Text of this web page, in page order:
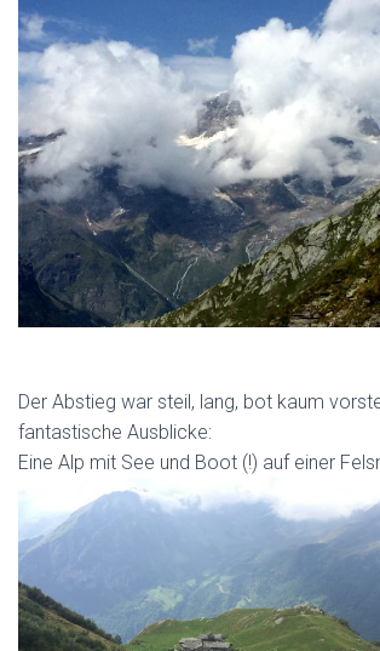
Der Abstieg war steil, lang, bot kaum
fantastische Ausblicke:
Eine Alp mit See und Boot (!) auf einer